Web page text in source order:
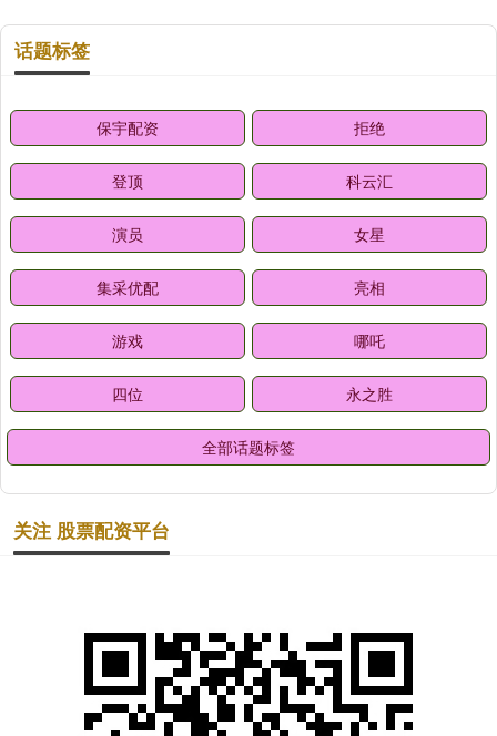
话题标签
保宇配资 拒绝
登顶 科云汇
演员 女星
集采优配 亮相
游戏 哪吒
四位 永之胜
全部话题标签
关注 股票配资平台